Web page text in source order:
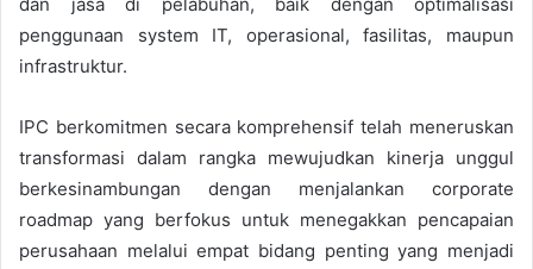
dan jasa di pelabuhan, baik dengan optimalisasi
penggunaan system IT, operasional, fasilitas, maupun
infrastruktur.
IPC berkomitmen secara komprehensif telah meneruskan
transformasi dalam rangka mewujudkan kinerja unggul
berkesinambungan dengan menjalankan corporate
roadmap yang berfokus untuk menegakkan pencapaian
perusahaan melalui empat bidang penting yang menjadi